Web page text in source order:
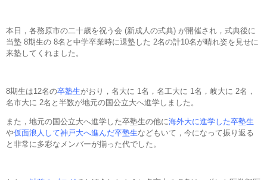
本日，各務原市の二十歳を祝う会 (新成人の式典) が開催され，式典後に
当塾 8期生の 8名と中学卒業時に退塾した 2名の計10名が晴れ姿を見せに
来塾してくれました。
8期生は12名の卒塾生がおり，名大に 1名，名工大に 1名，岐大に 2名，
名市大に 2名と半数が地元の国公立大へ進学しました。
また，地元の国公立大へ進学した卒塾生の他に海外大に進学した卒塾生
や仮面浪人して神戸大へ進んだ卒塾生などもいて，今になって振り返る
と非常に多彩なメンバーが揃った代でした。